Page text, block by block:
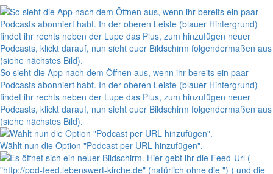
So sieht die App nach dem Öffnen aus, wenn ihr bereits ein paar
Podcasts abonniert habt. In der oberen Leiste (blauer Hintergrund)
findet ihr rechts neben der Lupe das Plus, zum hinzufügen neuer
Podcasts, klickt darauf, nun sieht euer Bildschirm folgendermaßen aus
(siehe nächstes Bild).
Wählt nun die Option "Podcast per URL hinzufügen".